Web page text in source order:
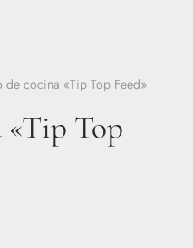
de cocina «Tip Top Feed»
«Tip Top